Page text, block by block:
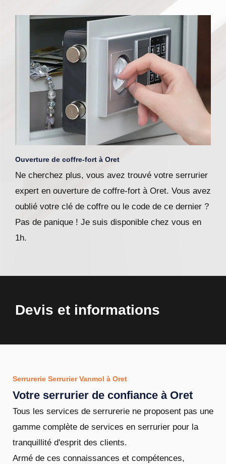
Ouverture de coffre-fort à Oret
Ne cherchez plus, vous avez trouvé votre serrurier
expert en ouverture de coffre-fort à Oret. Vous avez
oublié votre clé de coffre ou le code de ce dernier ?
Pas de panique ! Je suis disponible chez vous en
1h.
Devis et informations
Serrurerie Serrurier Vanmol à Oret
Votre serrurier de confiance à Oret
Tous les services de serrurerie ne proposent pas une
gamme complète de services en serrurier pour la
tranquillité d'esprit des clients.
Armé de ces connaissances et compétences,